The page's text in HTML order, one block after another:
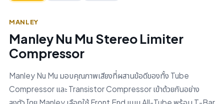
MANLEY
Manley Nu Mu Stereo Limiter
Compressor
Manley Nu Mu มอบคุณภาพเสียงที่ผสานข้อดีของทั้ง Tube
Compressor และ Transistor Compressor เข้าด้วยกันอย่าง